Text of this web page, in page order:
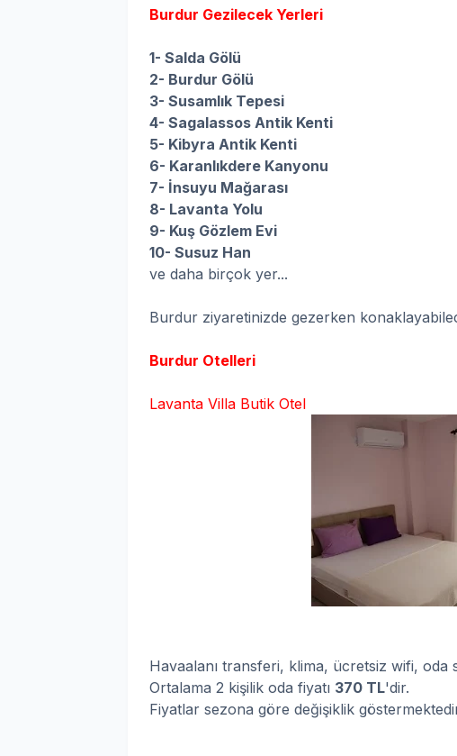
Burdur Gezilecek Yerleri
1- Salda Gölü
2- Burdur Gölü
3- Susamlık Tepesi
4- Sagalassos Antik Kenti
5- Kibyra Antik Kenti
6- Karanlıkdere Kanyonu
7- İnsuyu Mağarası
8- Lavanta Yolu
9- Kuş Gözlem Evi
10- Susuz Han
ve daha birçok yer...
Burdur ziyaretinizde gezerken
Burdur Otelleri
Lavanta Villa Butik Otel
Havaalanı transferi, klima, ücretsiz wifi, oda
Ortalama 2 kişilik oda fiyatı 370 TL'dir.
Fiyatlar sezona göre değişiklik